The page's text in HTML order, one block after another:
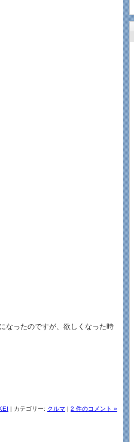
なったのですが、欲しくなった時
| カテゴリー: クルマ | 2 件のコメント »